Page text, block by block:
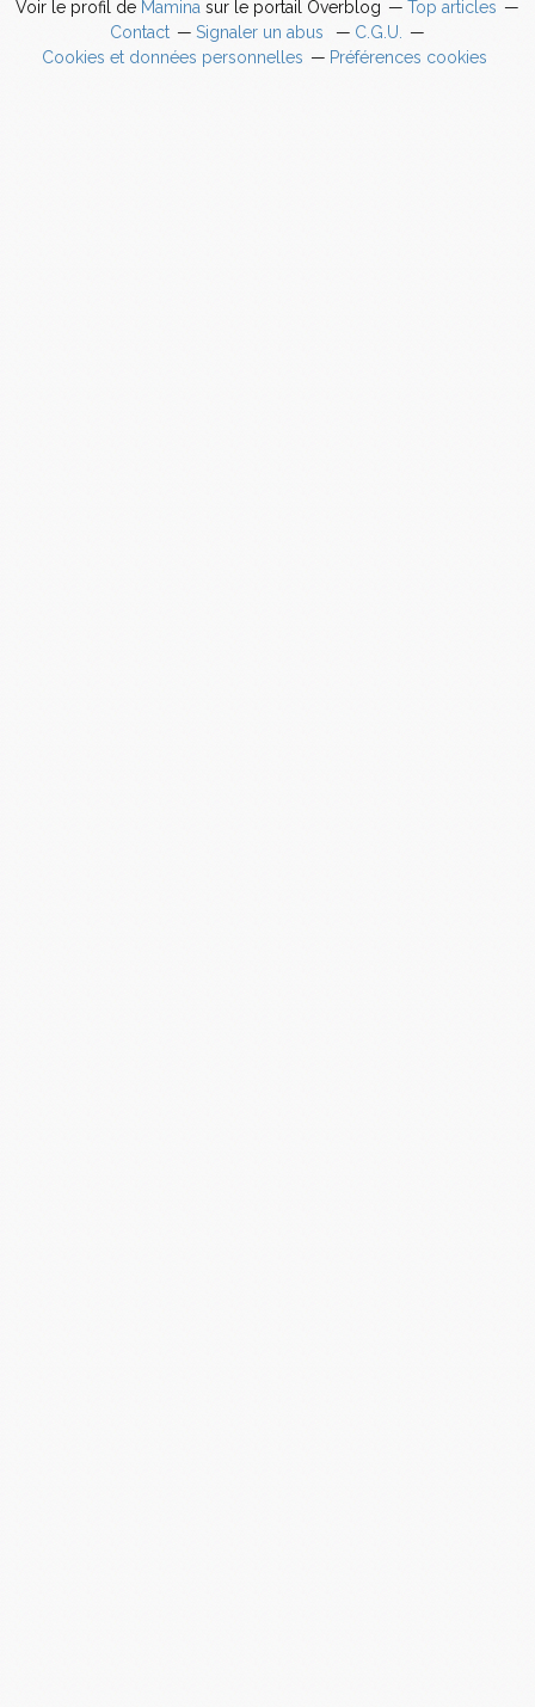
Voir le profil de Mamina sur le portail Overblog
Top articles
Contact
Signaler un abus
C.G.U.
Cookies et données personnelles
Préférences cookies